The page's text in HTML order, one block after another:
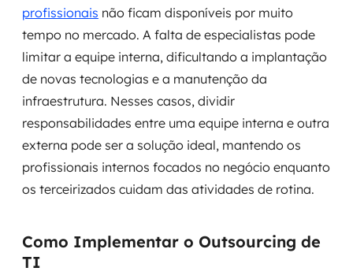
profissionais não ficam disponíveis por muito
tempo no mercado. A falta de especialistas pode
limitar a equipe interna, dificultando a implantação
de novas tecnologias e a manutenção da
infraestrutura. Nesses casos, dividir
responsabilidades entre uma equipe interna e outra
externa pode ser a solução ideal, mantendo os
profissionais internos focados no negócio enquanto
os terceirizados cuidam das atividades de rotina.
Como Implementar o Outsourcing de
TI